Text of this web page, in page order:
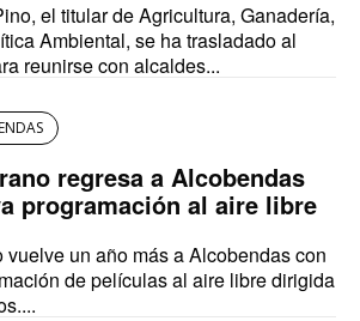
el titular de Agricultura, Ganadería,
Ambiental, se ha trasladado al
reunirse con alcaldes...
regresa a Alcobendas
programación al aire libre
vuelve un año más a Alcobendas con
de películas al aire libre dirigida